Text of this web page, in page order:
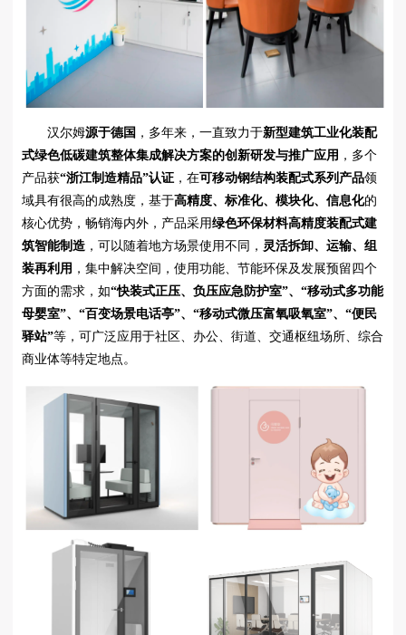
汉尔姆源于德国 ，多年来，一直致力于新型建筑工业化装配
式绿色低碳建筑整体集成解决方案的创新研发与推广应用 ，多个
产品获“浙江制造精品”认证 ，在可移动钢结构装配式系列产品领
域具有很高的成熟度，基于高精度、标准化、模块化、信息化的
核心优势，畅销海内外，产品采用绿色环保材料高精度装配式建
筑智能制造 ，可以随着地方场景使用不同， 灵活拆卸、运输、组
装再利用 ，集中解决空间，使用功能、节能环保及发展预留四个
方面的需求，如“快装式正压、负压应急防护室”、“移动式多功能
母婴室”、“百变场景电话亭”、“移动式微压富氧吸氧室”、“便民
驿站”等，可广泛应用于社区、办公、街道、交通枢纽场所、综合
商业体等特定地点。